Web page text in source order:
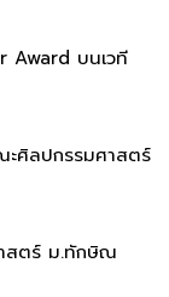
Award บนเวที
ศิลปกรรมศาสตร์
สตร์ ม.ทักษิณ